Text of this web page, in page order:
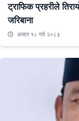
ट्राफिक प्रहरीले
जरिबाना
असार १८ गते २०८३